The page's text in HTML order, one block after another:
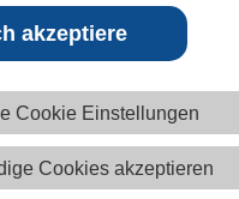
akzeptiere
Cookie Einstellungen
Cookies akzeptieren
INDUSTRIES